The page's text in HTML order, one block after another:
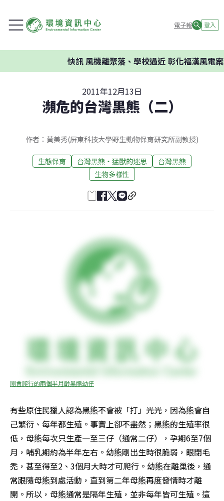
電子報 登入
風機離聚落、學校過近 彰化福漢風電案環委
2011年12月13日
瀕危的台灣黑熊（二）
作者：黃美秀(屏東科技大學野生動物保育研究所副教授)
生態保育 台灣黑熊‧猛獸的迷思
台灣黑熊
生物多樣性
剛會爬行的兩個半月齡黑熊幼仔
有些原住民獵人認為黑熊不會被「打」光光，因為熊會自
己繁衍、每年都生殖。事實上卻不盡然；黑熊的生殖率很
低，母熊每次只生產一至三仔（通常二仔），孕期6至7個
月，哺乳期約為半年左右。幼熊剛出生時很脆弱，眼閉毛
禿，甚至得至2、3個月大時才可爬行。幼熊在離巢後，通
常跟隨母熊到處活動，直到第二年母熊再度發情時才離
開。所以，母熊通常是隔年生殖，並非每年皆可生殖。這